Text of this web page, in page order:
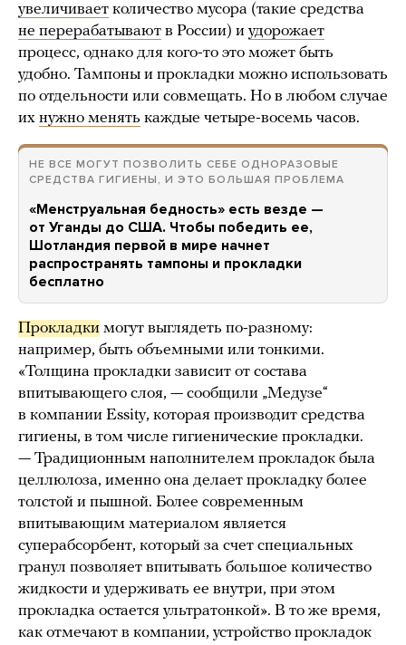
увеличивает количество мусора (такие средства
не перерабатывают в России) и удорожает
процесс, однако для кого-то это может быть
удобно. Тампоны и прокладки можно использовать
по отдельности или совмещать. Но в любом случае
их нужно менять каждые четыре-восемь часов.
НЕ ВСЕ МОГУТ ПОЗВОЛИТЬ СЕБЕ ОДНОРАЗОВЫЕ
СРЕДСТВА ГИГИЕНЫ, И ЭТО БОЛЬШАЯ ПРОБЛЕМА
«Менструальная бедность» есть везде —
от Уганды до США. Чтобы победить ее,
Шотландия первой в мире начнет
распространять тампоны и прокладки
бесплатно
Прокладки могут выглядеть по-разному:
например, быть объемными или тонкими.
«Толщина прокладки зависит от состава
впитывающего слоя, — сообщили „Медузе“
в компании Essity, которая производит средства
гигиены, в том числе гигиенические прокладки.
— Традиционным наполнителем прокладок была
целлюлоза, именно она делает прокладку более
толстой и пышной. Более современным
впитывающим материалом является
суперабсорбент, который за счет специальных
гранул позволяет впитывать большое количество
жидкости и удерживать ее внутри, при этом
прокладка остается ультратонкой». В то же время,
как отмечают в компании, устройство прокладок